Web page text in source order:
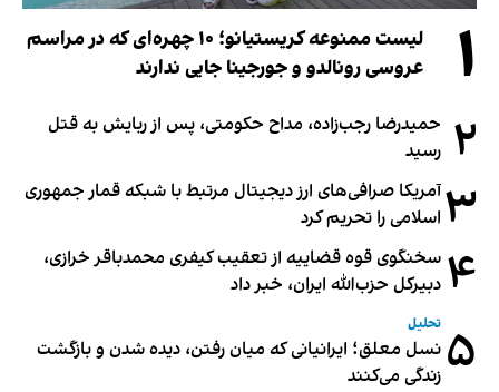
۱
لیست ممنوعه کریستیانو؛ ۱۰ چهره‌ای که در مراسم
عروسی رونالدو و جورجینا جایی ندارند
۲ حمیدرضا رجب‌زاده، مداح حکومتی، پس از ربایش به قتل
رسید
۳آمریکا صرافی‌های ارز دیجیتال مرتبط با شبکه قمار جمهوری
اسلامی را تحریم کرد
۴ سخنگوی قوه قضاییه از تعقیب کیفری محمدباقر خرازی،
دبیر‌کل حزب‌الله ایران، خبر داد
۵ تحلیل
نسل معلق؛ ایرانیانی که میان رفتن، دیده شدن و بازگشت
زندگی می‌کنند